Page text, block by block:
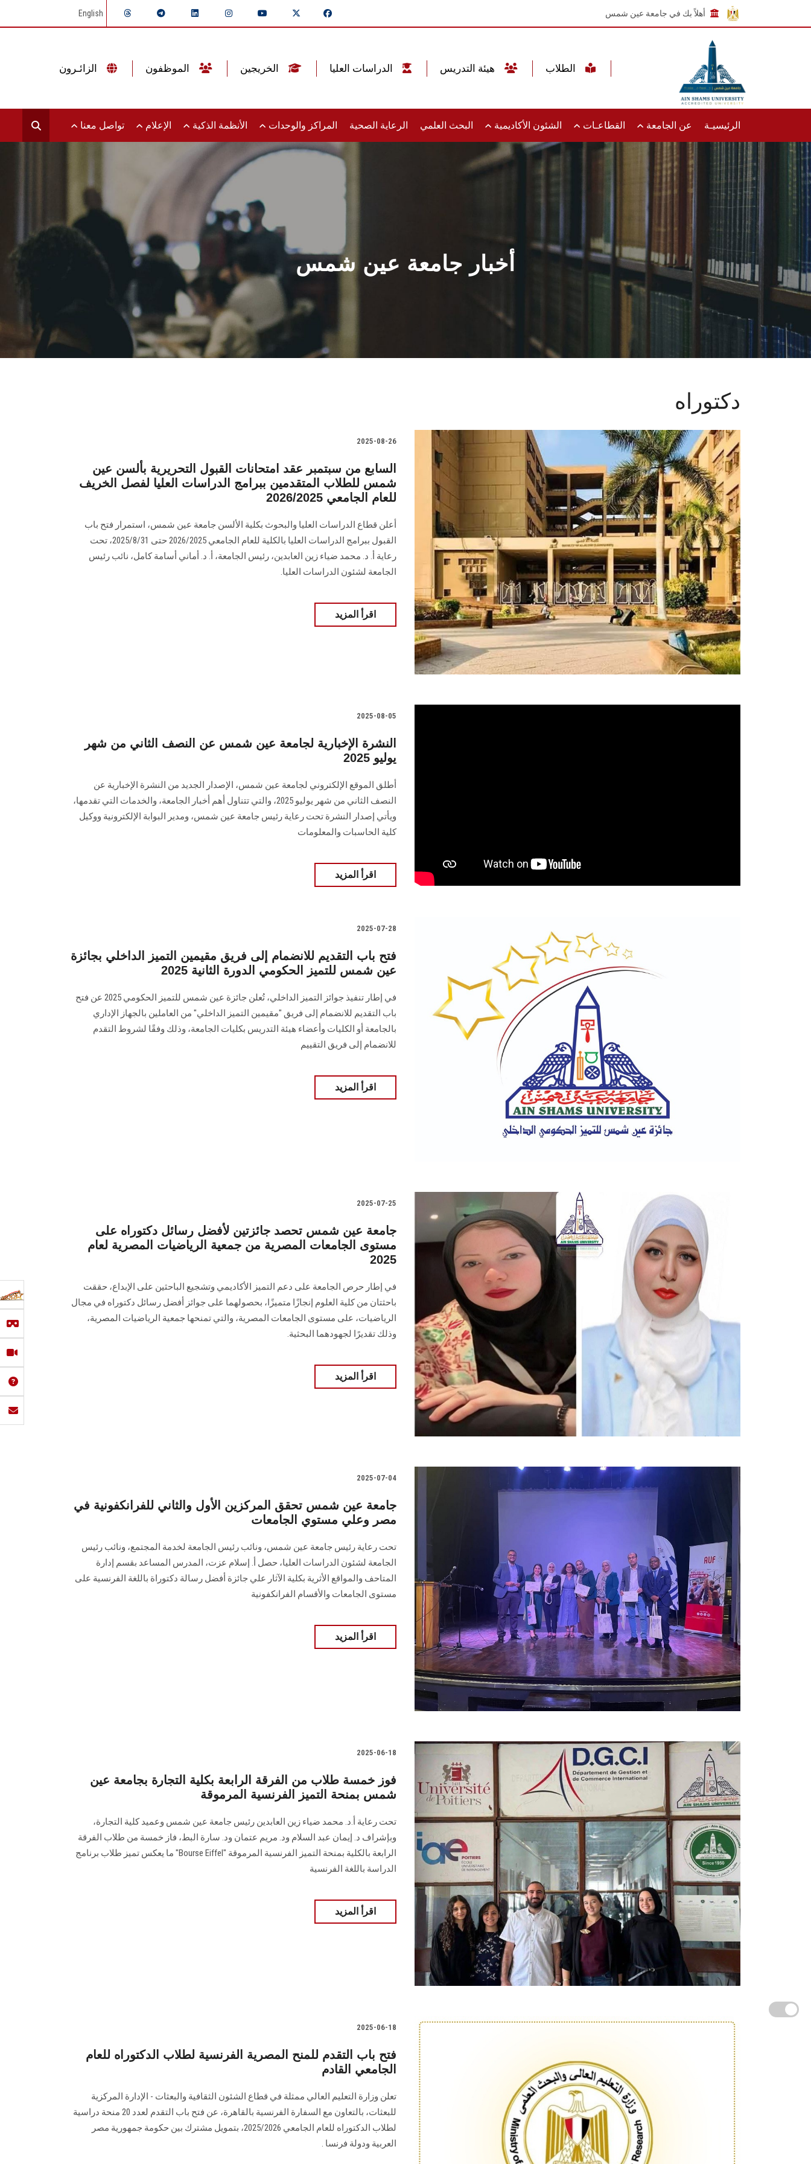
أهلاً بك في جامعة عين شمس English
الرئيسيـة عن الجامعة القطاعـات الشئون الأكاديمية البحث العلمي الرعاية الصحية المراكز والوحدات الأنظمة الذكية الإعلام تواصل معنا
أخبار جامعة عين شمس
دكتوراه
2025-08-26
السابع من سبتمبر عقد امتحانات القبول التحريرية بألسن عين
شمس للطلاب المتقدمين ببرامج الدراسات العليا لفصل الخريف
للعام الجامعي 2026/2025
أعلن قطاع الدراسات العليا والبحوث بكلية الألسن جامعة عين شمس، استمرار فتح باب
القبول ببرامج الدراسات العليا بالكلية للعام الجامعي 2026/2025 حتى 2025/8/31، تحت
رعاية أ. د. محمد ضياء زين العابدين، رئيس الجامعة، أ. د. أماني أسامة كامل، نائب رئيس
الجامعة لشئون الدراسات العليا.
اقرأ المزيد
2025-08-05
النشرة الإخبارية لجامعة عين شمس عن النصف الثاني من شهر
يوليو 2025
أطلق الموقع الإلكتروني لجامعة عين شمس، الإصدار الجديد من النشرة الإخبارية عن
النصف الثاني من شهر يوليو 2025، والتي تتناول أهم أخبار الجامعة، والخدمات التي تقدمها،
ويأتي إصدار النشرة تحت رعاية رئيس جامعة عين شمس، ومدير البوابة الإلكترونية ووكيل
كلية الحاسبات والمعلومات
اقرأ المزيد
2025-07-28
فتح باب التقديم للانضمام إلى فريق مقيمين التميز الداخلي بجائزة
عين شمس للتميز الحكومي الدورة الثانية 2025
في إطار تنفيذ جوائز التميز الداخلي، تُعلن جائزة عين شمس للتميز الحكومي 2025 عن فتح
باب التقديم للانضمام إلى فريق "مقيمين التميز الداخلي" من العاملين بالجهاز الإداري
بالجامعة أو الكليات وأعضاء هيئة التدريس بكليات الجامعة، وذلك وفقًا لشروط التقدم
للانضمام إلى فريق التقييم
اقرأ المزيد
2025-07-25
جامعة عين شمس تحصد جائزتين لأفضل رسائل دكتوراه على
مستوى الجامعات المصرية من جمعية الرياضيات المصرية لعام
2025
في إطار حرص الجامعة على دعم التميز الأكاديمي وتشجيع الباحثين على الإبداع، حققت
باحثتان من كلية العلوم إنجازًا متميزًا، بحصولهما على جوائز أفضل رسائل دكتوراه في مجال
الرياضيات، على مستوى الجامعات المصرية، والتي تمنحها جمعية الرياضيات المصرية،
وذلك تقديرًا لجهودهما البحثية.
اقرأ المزيد
2025-07-04
جامعة عين شمس تحقق المركزين الأول والثاني للفرانكفونية في
مصر وعلي مستوي الجامعات
تحت رعاية رئيس جامعة عين شمس، ونائب رئيس الجامعة لخدمة المجتمع، ونائب رئيس
الجامعة لشئون الدراسات العليا، حصل أ. إسلام عزت، المدرس المساعد بقسم إدارة
المتاحف والمواقع الأثرية بكلية الآثار علي جائزة أفضل رسالة دكتوراة باللغة الفرنسية على
مستوى الجامعات والأقسام الفرانكفونية
اقرأ المزيد
2025-06-18
فوز خمسة طلاب من الفرقة الرابعة بكلية التجارة بجامعة عين
شمس بمنحة التميز الفرنسية المرموقة
تحت رعاية أ.د. محمد ضياء زين العابدين رئيس جامعة عين شمس وعميد كلية التجارة،
وبإشراف د. إيمان عبد السلام ود. مريم عتمان ود. سارة البط، فاز خمسة من طلاب الفرقة
الرابعة بالكلية بمنحة التميز الفرنسية المرموقة "Bourse Eiffel" ما يعكس تميز طلاب برنامج
الدراسة باللغة الفرنسية
اقرأ المزيد
2025-06-18
فتح باب التقدم للمنح المصرية الفرنسية لطلاب الدكتوراه للعام
الجامعي القادم
تعلن وزارة التعليم العالي ممثلة في قطاع الشئون الثقافية والبعثات - الإدارة المركزية
للبعثات، بالتعاون مع السفارة الفرنسية بالقاهرة، عن فتح باب التقدم لعدد 20 منحة دراسية
لطلاب الدكتوراه للعام الجامعي 2025/2026، بتمويل مشترك بين حكومة جمهورية مصر
العربية ودولة فرنسا .